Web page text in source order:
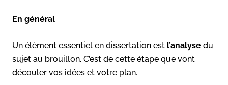
En général
Un élément essentiel en dissertation est l’analyse du
sujet au brouillon. C’est de cette étape que vont
découler vos idées et votre plan.